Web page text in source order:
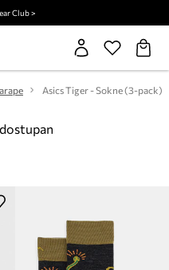
Club >
Asics Tiger - Sokne (3-pack)